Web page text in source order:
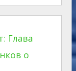
Глава
о